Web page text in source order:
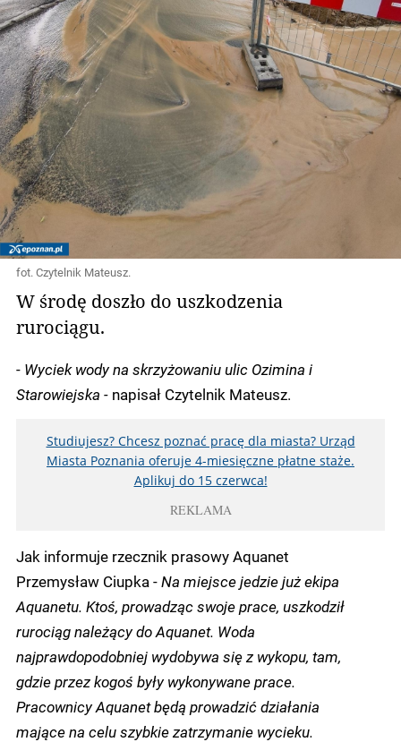
fot. Czytelnik Mateusz.
W środę doszło do uszkodzenia
rurociągu.
- Wyciek wody na skrzyżowaniu ulic Ozimina i
Starowiejska - napisał Czytelnik Mateusz.
Studiujesz? Chcesz poznać pracę dla miasta? Urząd
Miasta Poznania oferuje 4-miesięczne płatne staże.
Aplikuj do 15 czerwca!
REKLAMA
Jak informuje rzecznik prasowy Aquanet
Przemysław Ciupka -Na miejsce jedzie już ekipa
Aquanetu. Ktoś, prowadząc swoje prace, uszkodził
rurociąg należący do Aquanet. Woda
najprawdopodobniej wydobywa się z wykopu, tam,
gdzie przez kogoś były wykonywane prace.
Pracownicy Aquanet będą prowadzić działania
mające na celu szybkie zatrzymanie wycieku.